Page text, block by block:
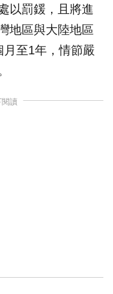
以罰鍰，且將進
地區與大陸地區
月至1年，情節嚴
讀